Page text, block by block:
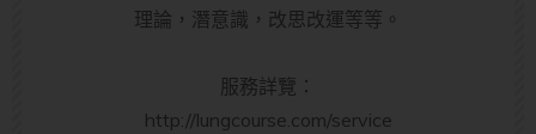
理論，潛意識，改思改運等等。
服務詳覽：
http://lungcourse.com/service